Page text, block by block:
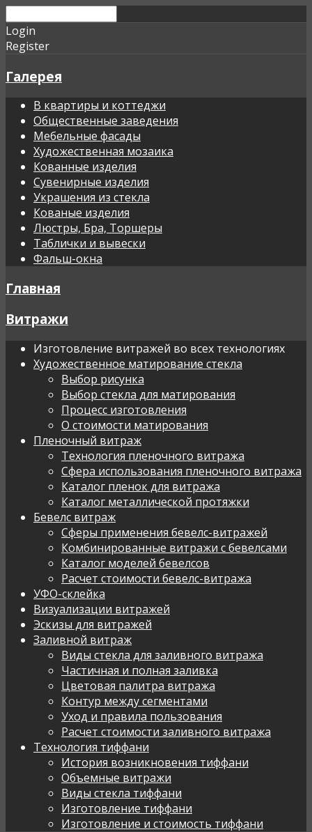
Login
Register
Галерея
В квартиры и коттеджи
Общественные заведения
Мебельные фасады
Художественная мозаика
Кованные изделия
Сувенирные изделия
Украшения из стекла
Кованые изделия
Люстры, Бра, Торшеры
Таблички и вывески
Фальш-окна
Главная
Витражи
Изготовление витражей во всех технологиях
Художественное матирование стекла
Выбор рисунка
Выбор стекла для матирования
Процесс изготовления
О стоимости матирования
Пленочный витраж
Технология пленочного витража
Сфера использования пленочного витража
Каталог пленок для витража
Каталог металлической протяжки
Бевелс витраж
Сферы применения бевелс-витражей
Комбинированные витражи с бевелсами
Каталог моделей бевелсов
Расчет стоимости бевелс-витража
УФО-склейка
Визуализации витражей
Эскизы для витражей
Заливной витраж
Виды стекла для заливного витража
Частичная и полная заливка
Цветовая палитра витража
Контур между сегментами
Уход и правила пользования
Расчет стоимости заливного витража
Технология тиффани
История возникновения тиффани
Объемные витражи
Виды стекла тиффани
Изготовление тиффани
Изготовление и стоимость тиффани